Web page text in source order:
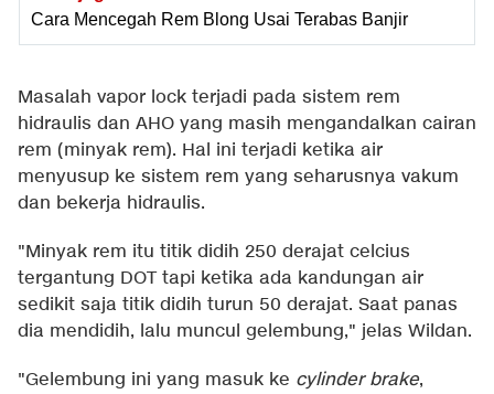
Cara Mencegah Rem Blong Usai Terabas Banjir
Masalah vapor lock terjadi pada sistem rem
hidraulis dan AHO yang masih mengandalkan cairan
rem (minyak rem). Hal ini terjadi ketika air
menyusup ke sistem rem yang seharusnya vakum
dan bekerja hidraulis.
"Minyak rem itu titik didih 250 derajat celcius
tergantung DOT tapi ketika ada kandungan air
sedikit saja titik didih turun 50 derajat. Saat panas
dia mendidih, lalu muncul gelembung," jelas Wildan.
"Gelembung ini yang masuk ke cylinder brake,